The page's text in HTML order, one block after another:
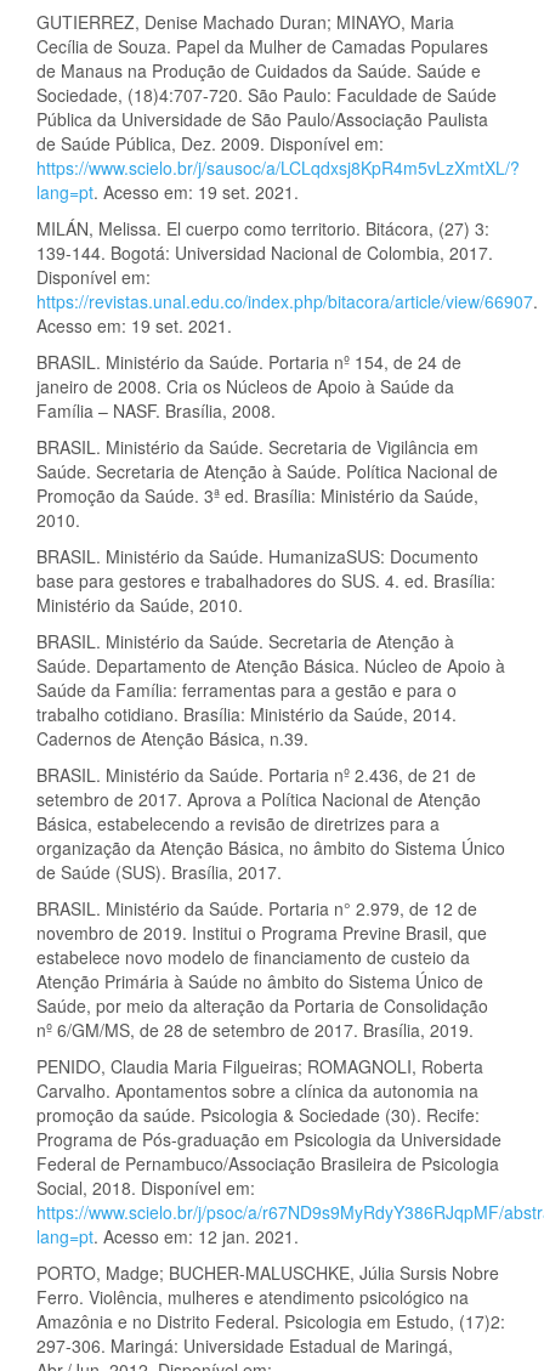
GUTIERREZ, Denise Machado Duran; MINAYO, Maria
Cecília de Souza. Papel da Mulher de Camadas Populares
de Manaus na Produção de Cuidados da Saúde. Saúde e
Sociedade, (18)4:707-720. São Paulo: Faculdade de Saúde
Pública da Universidade de São Paulo/Associação Paulista
de Saúde Pública, Dez. 2009. Disponível em:
https://www.scielo.br/j/sausoc/a/LCLqdxsj8KpR4m5vLzXmtXL/?
lang=pt. Acesso em: 19 set. 2021.
MILÁN, Melissa. El cuerpo como territorio. Bitácora, (27) 3:
139-144. Bogotá: Universidad Nacional de Colombia, 2017.
Disponível em:
https://revistas.unal.edu.co/index.php/bitacora/article/view/66907.
Acesso em: 19 set. 2021.
BRASIL. Ministério da Saúde. Portaria nº 154, de 24 de
janeiro de 2008. Cria os Núcleos de Apoio à Saúde da
Família – NASF. Brasília, 2008.
BRASIL. Ministério da Saúde. Secretaria de Vigilância em
Saúde. Secretaria de Atenção à Saúde. Política Nacional de
Promoção da Saúde. 3ª ed. Brasília: Ministério da Saúde,
2010.
BRASIL. Ministério da Saúde. HumanizaSUS: Documento
base para gestores e trabalhadores do SUS. 4. ed. Brasília:
Ministério da Saúde, 2010.
BRASIL. Ministério da Saúde. Secretaria de Atenção à
Saúde. Departamento de Atenção Básica. Núcleo de Apoio à
Saúde da Família: ferramentas para a gestão e para o
trabalho cotidiano. Brasília: Ministério da Saúde, 2014.
Cadernos de Atenção Básica, n.39.
BRASIL. Ministério da Saúde. Portaria nº 2.436, de 21 de
setembro de 2017. Aprova a Política Nacional de Atenção
Básica, estabelecendo a revisão de diretrizes para a
organização da Atenção Básica, no âmbito do Sistema Único
de Saúde (SUS). Brasília, 2017.
BRASIL. Ministério da Saúde. Portaria n° 2.979, de 12 de
novembro de 2019. Institui o Programa Previne Brasil, que
estabelece novo modelo de financiamento de custeio da
Atenção Primária à Saúde no âmbito do Sistema Único de
Saúde, por meio da alteração da Portaria de Consolidação
nº 6/GM/MS, de 28 de setembro de 2017. Brasília, 2019.
PENIDO, Claudia Maria Filgueiras; ROMAGNOLI, Roberta
Carvalho. Apontamentos sobre a clínica da autonomia na
promoção da saúde. Psicologia & Sociedade (30). Recife:
Programa de Pós-graduação em Psicologia da Universidade
Federal de Pernambuco/Associação Brasileira de Psicologia
Social, 2018. Disponível em:
https://www.scielo.br/j/psoc/a/r67ND9s9MyRdyY386RJqpMF/
lang=pt. Acesso em: 12 jan. 2021.
PORTO, Madge; BUCHER-MALUSCHKE, Júlia Sursis Nobre
Ferro. Violência, mulheres e atendimento psicológico na
Amazônia e no Distrito Federal. Psicologia em Estudo, (17)2:
297-306. Maringá: Universidade Estadual de Maringá,